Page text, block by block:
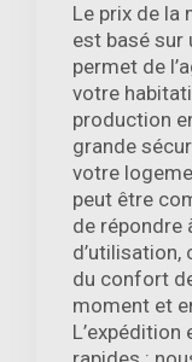
Le prix de la
est basé sur
permet de
votre
production
grande
votre
peut être
de répondre
du confort
moment et
L’expédition